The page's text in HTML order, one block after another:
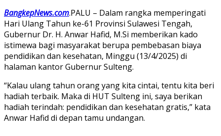
BangkepNews.com.PALU – Dalam rangka memperingati
Hari Ulang Tahun ke-61 Provinsi Sulawesi Tengah,
Gubernur Dr. H. Anwar Hafid, M.Si memberikan kado
istimewa bagi masyarakat berupa pembebasan biaya
pendidikan dan kesehatan, Minggu (13/4/2025) di
halaman kantor Gubernur Sulteng.
“Kalau ulang tahun orang yang kita cintai, tentu kita beri
hadiah terbaik. Maka di HUT Sulteng ini, saya berikan
hadiah terindah: pendidikan dan kesehatan gratis,” kata
Anwar Hafid di depan tamu undangan.